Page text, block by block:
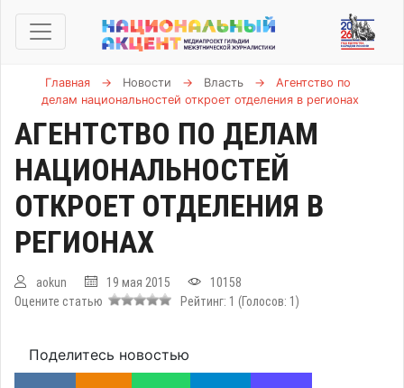
Главная → Новости → Власть →
Агентство по
делам национальностей откроет отделения в регионах
АГЕНТСТВО ПО ДЕЛАМ
НАЦИОНАЛЬНОСТЕЙ
ОТКРОЕТ ОТДЕЛЕНИЯ В
РЕГИОНАХ
aokun 19 мая 2015
10158
Оцените статью
Рейтинг: 1 (Голосов: 1 )
Поделитесь новостью